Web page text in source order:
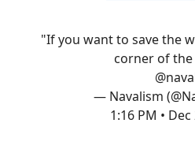
"If you want to save the
corner of
— Navalism
1:16 PM •